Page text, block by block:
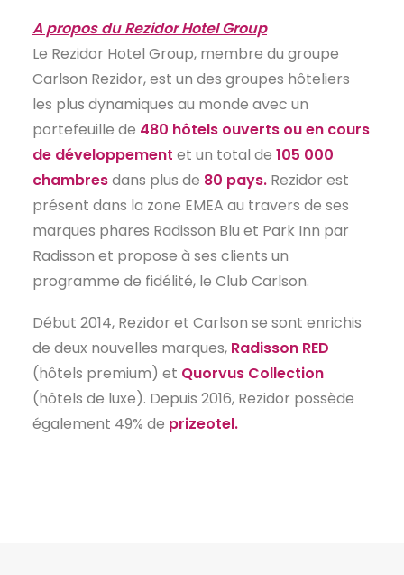
A propos du Rezidor Hotel Group
Le Rezidor Hotel Group, membre du groupe
Carlson Rezidor, est un des groupes hôteliers
les plus dynamiques au monde avec un
portefeuille de 480 hôtels ouverts ou en cours
de développement et un total de 105 000
chambresdans plus de 80 pays. Rezidor est
présent dans la zone EMEA au travers de ses
marques phares Radisson Blu et Park Inn par
Radisson et propose à ses clients un
programme de fidélité, le Club Carlson.
Début 2014, Rezidor et Carlson se sont enrichis
de deux nouvelles marques, Radisson RED
(hôtels premium) et Quorvus Collection
(hôtels de luxe). Depuis 2016, Rezidor possède
également 49% de prizeotel.